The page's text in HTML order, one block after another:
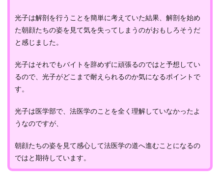
光子は解剖を行うことを簡単に考えていた結果、解剖を始め
た朝顔たちの姿を見て気を失ってしまうのがおもしろそうだ
と感じました。
光子はそれでもバイトを辞めずに頑張るのではと予想してい
るので、光子がどこまで耐えられるのか気になるポイントで
す。
光子は医学部で、法医学のことを全く理解していなかったよ
うなのですが、
朝顔たちの姿を見て感心して法医学の道へ進むことになるの
ではと期待しています。